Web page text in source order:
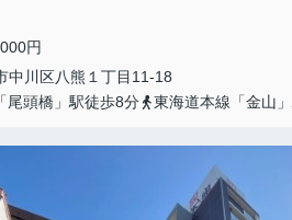
円
中川区八熊 １丁目11-18
尾頭橋」駅徒歩8分
東海道本線「金山